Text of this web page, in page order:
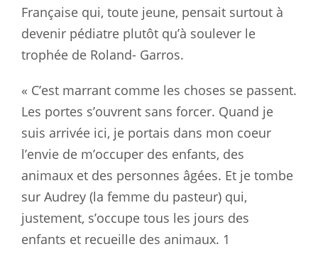
Française qui, toute jeune, pensait surtout à
devenir pédiatre plutôt qu’à soulever le
trophée de Roland- Garros.
« C’est marrant comme les choses se passent.
Les portes s’ouvrent sans forcer. Quand je
suis arrivée ici, je portais dans mon coeur
l’envie de m’occuper des enfants, des
animaux et des personnes âgées. Et je tombe
sur Audrey (la femme du pasteur) qui,
justement, s’occupe tous les jours des
enfants et recueille des animaux. 1